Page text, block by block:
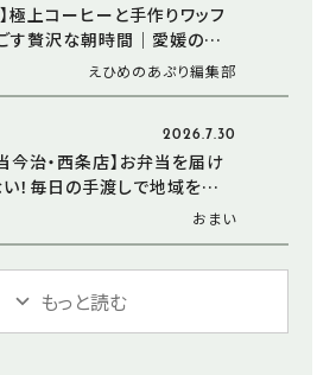
極上コーヒーと手作りワッフ
す贅沢な朝時間｜愛媛の夏
媛/西条市）えひめのあぷり編集部
2026.7.30
今治・西条店】お弁当を届け
！毎日の手渡しで地域を支え
おまい
もっと読む